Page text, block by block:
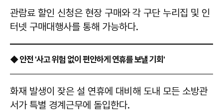
관람료 할인 신청은 현장 구매와 각 구단 누리집 및 인
터넷 구매대행사를 통해 가능하다.
◆ 안전 '사고 위험 없이 편안하게 연휴를 보낼 기회'
화재 발생이 잦은 설 연휴에 대비해 도내 모든 소방관
서가 특별 경계근무에 돌입한다.